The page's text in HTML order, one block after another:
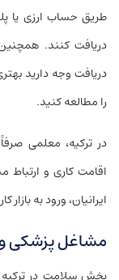
دریافت کنند.
دریافت وجه دارید
را مطالعه کنید.
در ترکیه، معلمی
اقامت کاری و
ایرانیان، ورود به
مشاغل پزشکی